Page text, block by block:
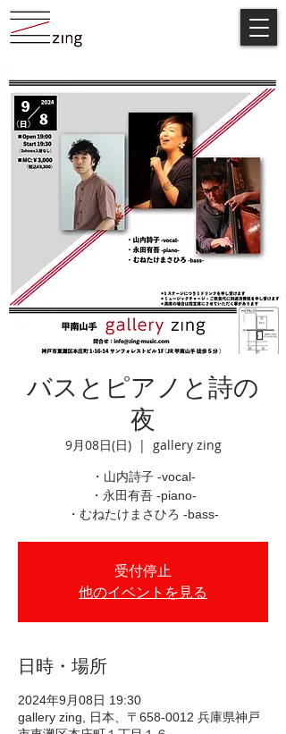
バスとピアノと詩の
夜
9月08日(日)
  |
gallery zing
・山内詩子 -vocal-
・永田有吾 -piano-
・むねたけまさひろ -bass-
受付停止
他のイベントを見る
日時・場所
2024年9月08日 19:30
gallery zing, 日本、〒658-0012 兵庫県神戸